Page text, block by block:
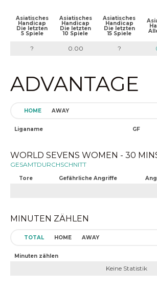
Asiatisches
Handicap
Die letzten
5 Spiele
Asiatisches
Handicap
Die letzten
10 Spiele
Asiatisches
Handicap
Die letzten
15 Spiele
? 0.00 ?
ADVANTAGE
HOME AWAY
Liganame GF
WORLD SEVENS WOMEN - 30
GESAMTDURCHSCHNITT
Tore Gefährliche Angriffe
MINUTEN ZÄHLEN
TOTAL HOME AWAY
Minuten zählen
Keine Statistik